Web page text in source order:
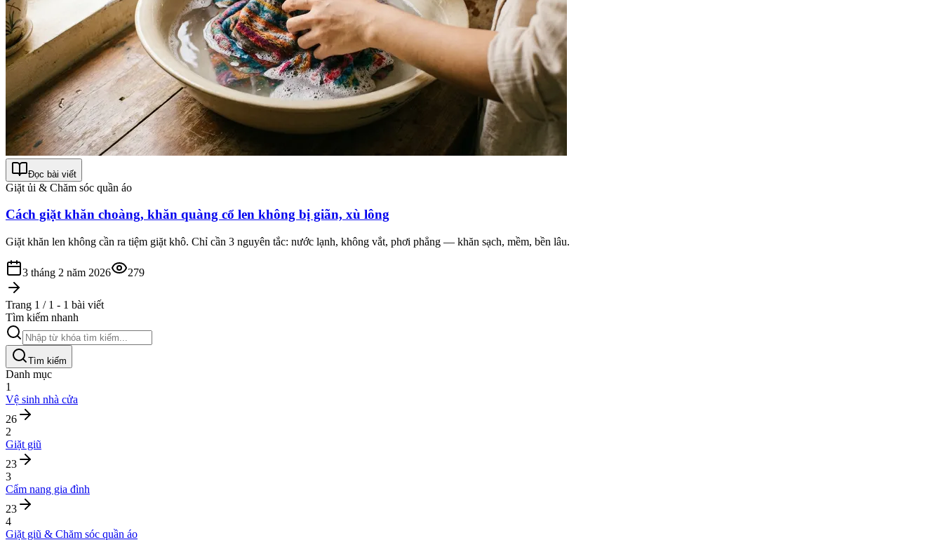
Đọc bài viết
Giặt ủi & Chăm sóc quần áo
Cách giặt khăn choàng, khăn quàng cổ len không bị giãn, xù lông
Giặt khăn len không cần ra tiệm giặt khô. Chỉ cần 3 nguyên tắc: nước lạnh, không vắt, phơi phẳng — khăn sạch, mềm, bền lâu.
3 tháng 2 năm 2026 279
Trang 1 / 1 - 1 bài viết
Tìm kiếm nhanh
Tìm kiếm
Danh mục
1
Vệ sinh nhà cửa
26
2
Giặt giũ
23
3
Cẩm nang gia đình
23
4
Giặt giũ & Chăm sóc quần áo